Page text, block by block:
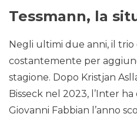
Tessmann, la
Negli ultimi due anni, il
costantemente per
stagione. Dopo Kristjan
Bisseck nel 2023, l’Inter
Giovanni Fabbian l’anno